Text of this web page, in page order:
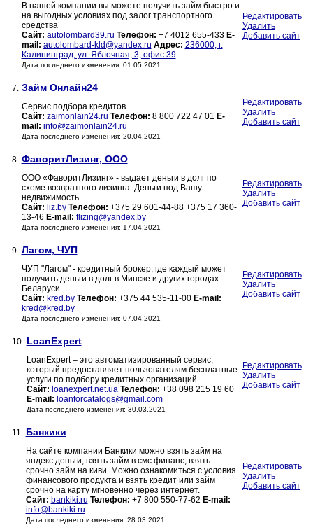
В нашей компании вы можете получить займ быстро и
на выгодных условиях под залог транспортного
средства
Сайт: autolombard39.ru Телефон: +7 4012 655-433 E-
mail: autolombard-kld@yandex.ru Адрес: 236000, г.
Калининград, ул. Яблочная, 3, офис 39
Дата последнего изменения: 01.05.2021
Редактировать
Удалить
Добавить сайт
7. Займ Онлайн24
Сервис подбора кредитов
Сайт: zaimonlain24.ru Телефон: 8 800 722 47 01 E-
mail: info@zaimonlain24.ru
Дата последнего изменения: 20.04.2021
Редактировать
Удалить
Добавить сайт
8. ФаворитЛизинг, ООО
ООО «ФаворитЛизинг» - выдает деньги в долг по
схеме возвратного лизинга. Деньги под Вашу
недвижимость
Сайт: liz.by Телефон: +375 29 601-44-88 +375 17 360-
13-46 E-mail: flizing@yandex.by
Дата последнего изменения: 17.04.2021
Редактировать
Удалить
Добавить сайт
9. Лагом, ЧУП
ЧУП "Лагом" - кредитный брокер, где каждый может
получить деньги в долг в Минске и других городах
Беларуси.
Сайт: kred.by Телефон: +375 44 535-11-00 E-mail:
kred@kred.by
Дата последнего изменения: 07.04.2021
Редактировать
Удалить
Добавить сайт
10. LoanExpert
LoanExpert – это автоматизированный сервис,
который предоставляет пользователям бесплатные
услуги по подбору кредитных организаций.
Сайт: loanexpert.net.ua Телефон: +38 098 215 19 60
E-mail: loanforcatalogs@gmail.com
Дата последнего изменения: 30.03.2021
Редактировать
Удалить
Добавить сайт
11. Банкики
На сайте компании Банкики можно взять займ на
яндекс деньги, взять займ в смс финанс, взять
срочно займ на киви. Можно ознакомиться с условия
финансового продукта и взять кредит или займ
срочно на карту мгновенно через интернет.
Сайт: bankiki.ru Телефон: +7 800 550-77-62 E-mail:
info@bankiki.ru
Дата последнего изменения: 28.03.2021
Редактировать
Удалить
Добавить сайт